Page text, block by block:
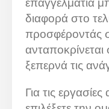
διαφορά στο
προσφέροντάς
ξεπερνά τις
Για τις